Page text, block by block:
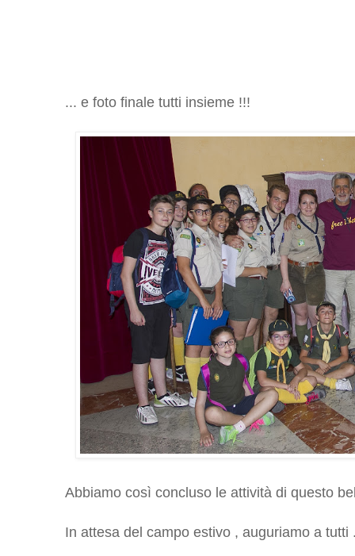
... e foto finale tutti insieme !!!
Abbiamo così concluso le attività di questo
In attesa del campo estivo , auguriamo a